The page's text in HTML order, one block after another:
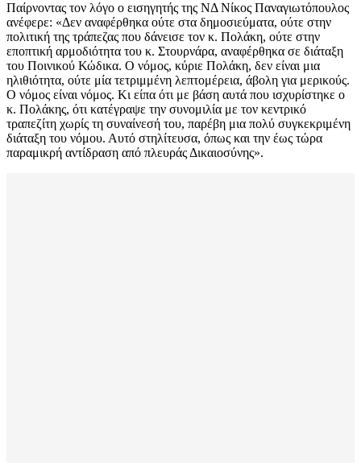
Παίρνοντας τον λόγο ο εισηγητής της ΝΔ Νίκος Παναγιωτόπουλος
ανέφερε: «Δεν αναφέρθηκα ούτε στα δημοσιεύματα, ούτε στην
πολιτική της τράπεζας που δάνεισε τον κ. Πολάκη, ούτε στην
εποπτική αρμοδιότητα του κ. Στουρνάρα, αναφέρθηκα σε διάταξη
του Ποινικού Κώδικα. Ο νόμος, κύριε Πολάκη, δεν είναι μια
ηλιθιότητα, ούτε μία τετριμμένη λεπτομέρεια, άβολη για μερικούς.
Ο νόμος είναι νόμος. Κι είπα ότι με βάση αυτά που ισχυρίστηκε ο
κ. Πολάκης, ότι κατέγραψε την συνομιλία με τον κεντρικό
τραπεζίτη χωρίς τη συναίνεσή του, παρέβη μια πολύ συγκεκριμένη
διάταξη του νόμου. Αυτό στηλίτευσα, όπως και την έως τώρα
παραμικρή αντίδραση από πλευράς Δικαιοσύνης».